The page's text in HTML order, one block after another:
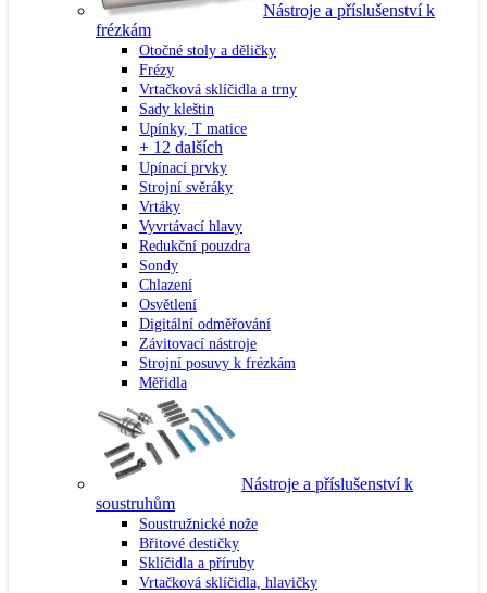
Nástroje a příslušenství k
frézkám
Otočné stoly a děličky
Frézy
Vrtačková sklíčidla a trny
Sady kleštin
Upínky, T matice
+ 12 dalších
Upínací prvky
Strojní svěráky
Vrtáky
Vyvrtávací hlavy
Redukční pouzdra
Sondy
Chlazení
Osvětlení
Digitální odměřování
Závitovací nástroje
Strojní posuvy k frézkám
Měřidla
Nástroje a příslušenství k
soustruhům
Soustružnické nože
Břitové destičky
Sklíčidla a příruby
Vrtačková sklíčidla, hlavičky